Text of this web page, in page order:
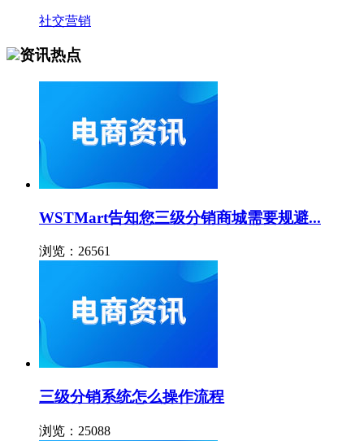
社交营销
资讯热点
WSTMart告知您三级分销商城需要规避...
浏览：26561
三级分销系统怎么操作流程
浏览：25088